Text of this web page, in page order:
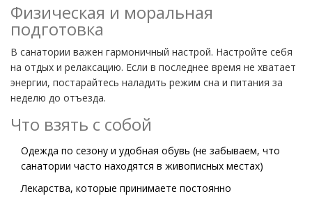
Физическая и моральная
подготовка
В санатории важен гармоничный настрой. Настройте себя
на отдых и релаксацию. Если в последнее время не хватает
энергии, постарайтесь наладить режим сна и питания за
неделю до отъезда.
Что взять с собой
Одежда по сезону и удобная обувь (не забываем, что
санатории часто находятся в живописных местах)
Лекарства, которые принимаете постоянно